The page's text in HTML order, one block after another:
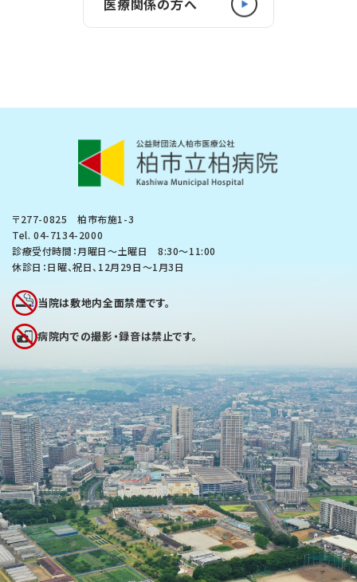
〒277-0825 柏市布施1-3
Tel.04-7134-2000
診療受付時間：月曜日～土曜日 8:30〜11:00
休診日：日曜、祝日、12月29日～1月3日
当院は敷地内全面禁煙です。
病院内での撮影・録音は禁止です。